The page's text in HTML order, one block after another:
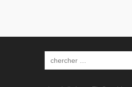
Search